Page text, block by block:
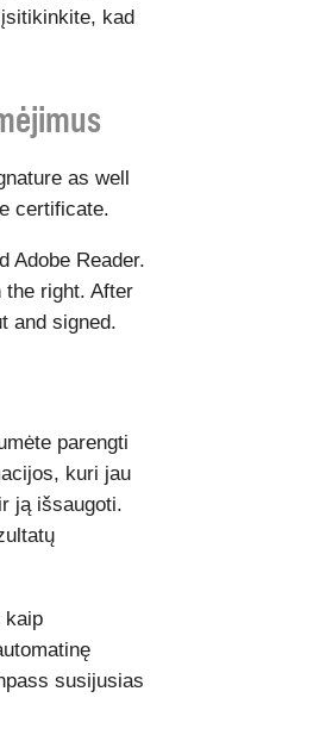
kad
as well
certificate.
Adobe Reader.
the right. After
and signed.
parengti
kuri jau
ją išsaugoti.
kaip
susijusias